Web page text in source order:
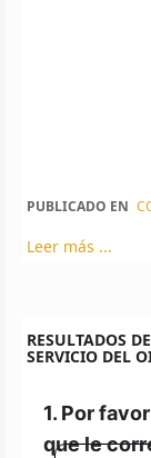
PUBLICADO EN
Leer más ...
RESULTADOS
SERVICIO DEL